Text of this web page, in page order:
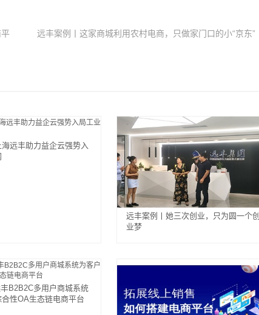
远丰案例丨这家商城利用农村电商，只做家门口的小“京东”
远丰助力益企云强势入
远丰案例丨她三次创业，只为圆一个创
业梦
B2B2C多用户商城系统
性OA生态链电商平台